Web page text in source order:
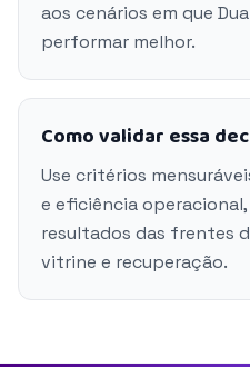
aos cenários em que
performar melhor.
Como validar essa
Use critérios
e eficiência
resultados das frentes
vitrine e recuperação.